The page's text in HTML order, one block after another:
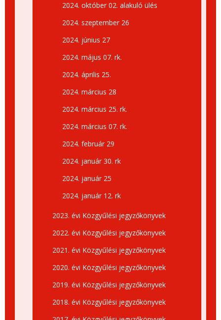
2024. október 02. alakuló ülés
2024. szeptember 26
2024. június 27
2024. május 07. rk.
2024. április 25.
2024. március 28
2024. március 25. rk.
2024. március 07. rk.
2024. február 29
2024. január 30. rk
2024. január 25
2024. január 12. rk
2023. évi Közgyűlési jegyzőkönyvek
2022. évi Közgyűlési jegyzőkönyvek
2021. évi Közgyűlési jegyzőkönyvek
2020. évi Közgyűlési jegyzőkönyvek
2019. évi Közgyűlési jegyzőkönyvek
2018. évi Közgyűlési jegyzőkönyvek